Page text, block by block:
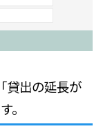
貸出の延長が
。